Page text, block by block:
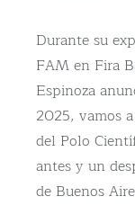
Durante su
FAM en Fira
Espinoza
2025, vamos
del Polo
antes y un
de Buenos